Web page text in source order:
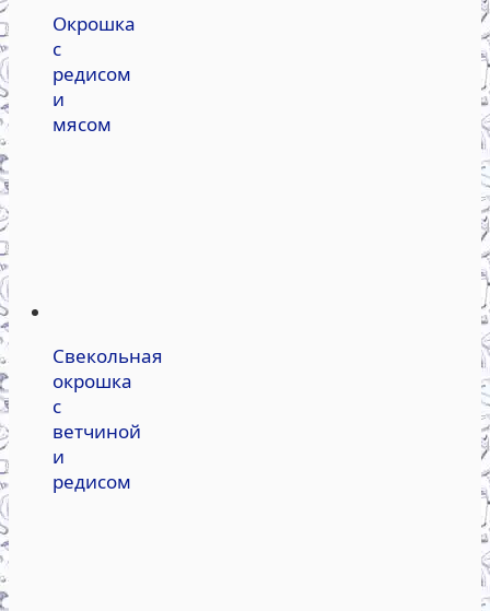
Окрошка
с
редисом
и
мясом
Свекольная
окрошка
с
ветчиной
и
редисом